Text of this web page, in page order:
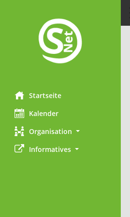
Startseite
Kalender
Organisation
Informatives